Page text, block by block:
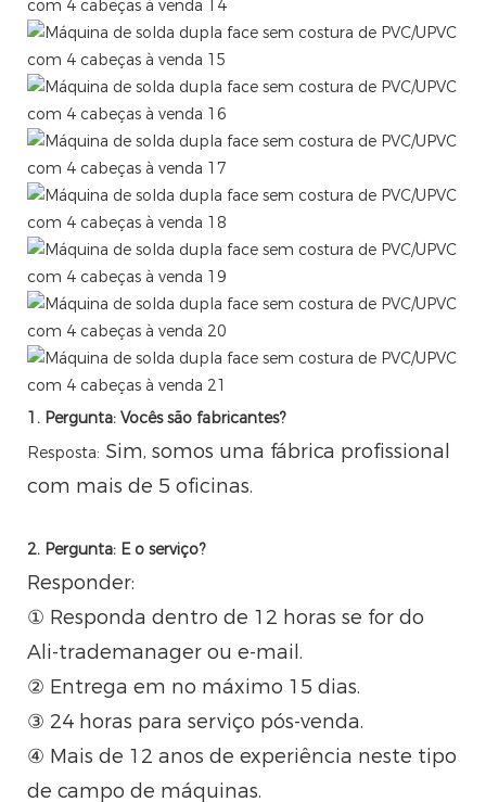
1. Pergunta: Vocês são fabricantes?
Resposta: Sim, somos uma fábrica profissional
com mais de 5 oficinas.
2. Pergunta: E o serviço?
Responder:
① Responda dentro de 12 horas se for do
Ali-trademanager ou e-mail.
② Entrega em no máximo 15 dias.
③ 24 horas para serviço pós-venda.
④ Mais de 12 anos de experiência neste tipo
de campo de máquinas.